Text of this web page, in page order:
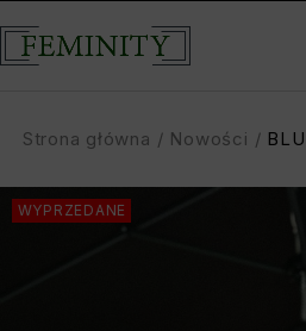
Strona główna / Nowości /
WYPRZEDANE